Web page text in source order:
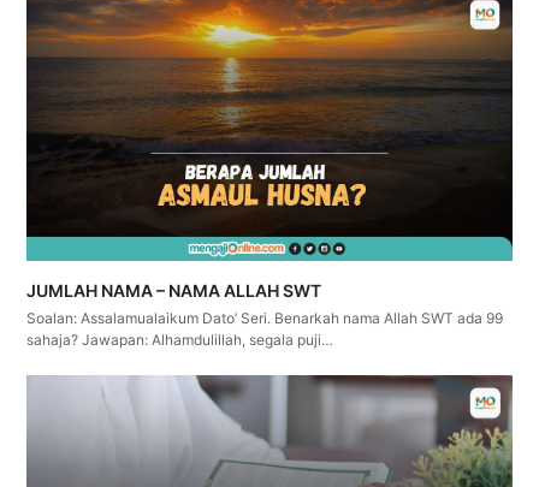
JUMLAH NAMA – NAMA ALLAH SWT
Soalan: Assalamualaikum Dato’ Seri. Benarkah nama Allah SWT ada 99
sahaja? Jawapan: Alhamdulillah, segala puji…